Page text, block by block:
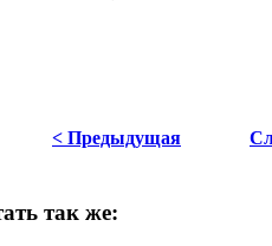
< Предыдущая
так же: